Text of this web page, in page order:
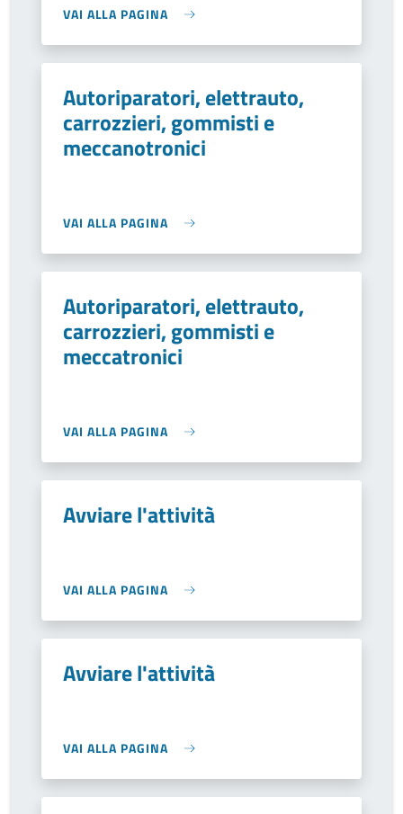
VAI ALLA PAGINA
Autoriparatori, elettrauto,
carrozzieri, gommisti e
meccanotronici
VAI ALLA PAGINA
Autoriparatori, elettrauto,
carrozzieri, gommisti e
meccatronici
VAI ALLA PAGINA
Avviare l'attività
VAI ALLA PAGINA
Avviare l'attività
VAI ALLA PAGINA